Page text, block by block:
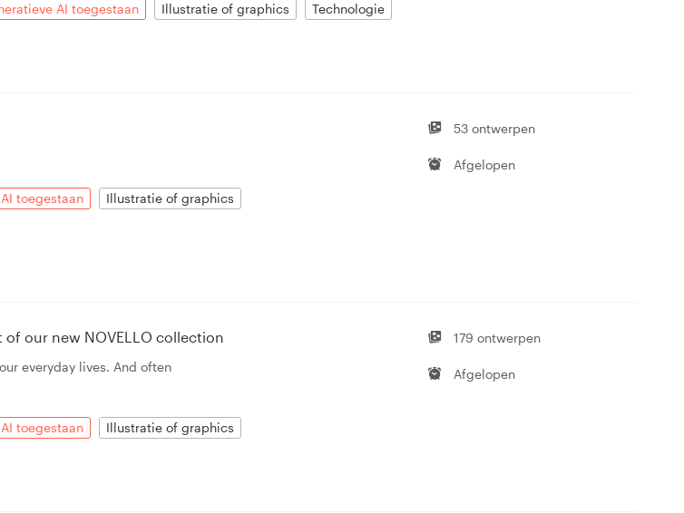
AI toegestaan Illustratie of graphics Technologie
toegestaan Illustratie of graphics
53 ontwerpen
Afgelopen
our new NOVELLO collection
everyday lives. And often
toegestaan Illustratie of graphics
179 ontwerpen
Afgelopen